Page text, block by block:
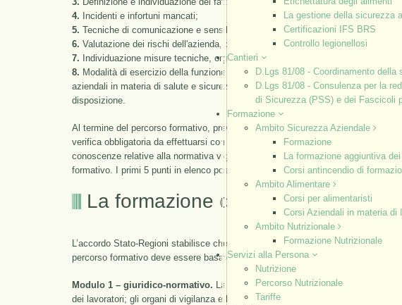
La gestione della sicurezza
Certificazioni IFS BRS
Controllo legionellosi
Cantieri
D.Lgs 81/08 - Coordinamento
D.Lgs 81/08 - Consulenza per la
di Sicurezza (PSS) e dei Fascicoli
Formazione
Ambito Sicurezza Aziendale
Formazione
La formazione aggiuntiva
Corsi antincendio di
Ambito Alimentare
Corsi per alimentaristi
Corsi Aziendali in materia di
Ambito Nutrizionale
Formazione Nutrizionale
Servizi alla Persona
Nutrizione
Percorso Nutrizionale
Tariffe
4. Incidenti e infortuni mancati;
5. Tecniche di comunicazione e sensibilizzazione dei lavoratori, in particolare
6. Valutazione dei rischi dell'azienda, con particolare riferimento al contesto in cui
7. Individuazione misure tecniche, organizzative e procedurali di prevenzione e
8. Modalità di esercizio della funzione di controllo dell'osservanza da parte dei
aziendali in materia di salute e sicurezza sul lavoro, e di uso dei mezzi di
disposizione.
Al termine del percorso formativo, previa frequenza di almeno il 90% delle ore di
verifica obbligatoria da effettuarsi con colloquio o test, in alternativa tra loro.
conoscenze relative alla normativa vigente e le competenze tecnico-
formativo. I primi 5 punti in elenco possono essere oggetto di formazione in
La formazione dei dirigenti della
L’accordo Stato-Regioni stabilisce che il percorso formativo dei dirigenti deve
percorso formativo deve essere basato su 4 moduli, che ora dettagliamo.
Modulo 1 – giuridico-normativo. La formazione riguarda i seguenti
dei lavoratori; gli organi di vigilanza e le procedure ispettive; soggetti del